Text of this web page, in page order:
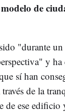
de
"durante
y
sí han
través de la
de ese